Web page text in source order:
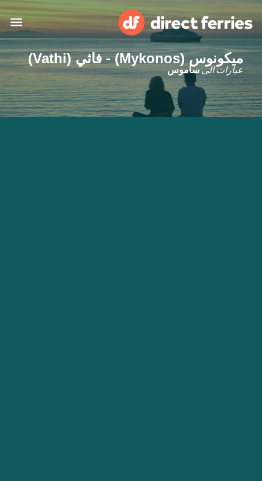
البلدان
تذاكر العبّارة
ميكونوس (Mykonos) - فاثي (Vathi)
عبارات الىساموس